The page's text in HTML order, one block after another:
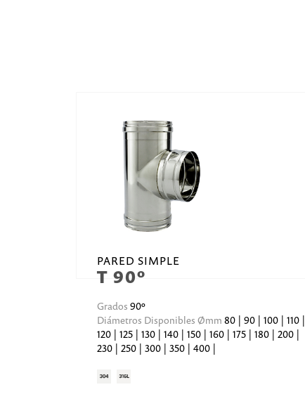
PARED SIMPLE
T 90º
Grados 90º
Diámetros Disponibles Ømm 80 | 90 | 100 | 110 |
120 | 125 | 130 | 140 | 150 | 160 | 175 | 180 | 200 |
230 | 250 | 300 | 350 | 400 |